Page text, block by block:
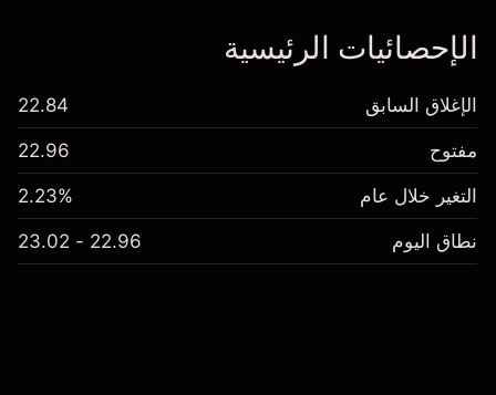
الإحصائيات الرئيسية
الإغلاق السابق 22.84
مفتوح 22.96
التغير خلال عام 2.23%
نطاق اليوم 22.96 - 23.02